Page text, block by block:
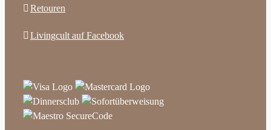
Retouren
Livingcult auf Facebook